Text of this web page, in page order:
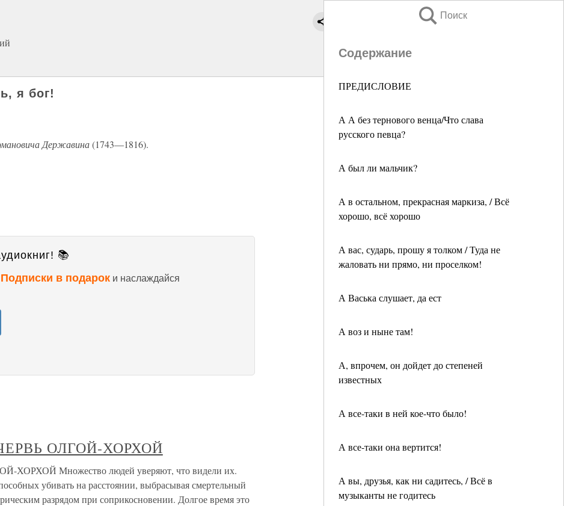
Поиск
Содержание
ПРЕДИСЛОВИЕ
А А без тернового венца/Что слава
русского певца?
А был ли мальчик?
А в остальном, прекрасная маркиза, / Всё
хорошо, всё хорошо
А вас, сударь, прошу я толком / Туда не
жаловать ни прямо, ни проселком!
А Васька слушает, да ест
А воз и ныне там!
А, впрочем, он дойдет до степеней
известных
А все-таки в ней кое-что было!
А все-таки она вертится!
А вы, друзья, как ни садитесь, / Всё в
музыканты не годитесь
я бог!
Державина(1743—1816).
📚
в подарок и наслаждайся
ОЛГОЙ-ХОРХОЙ
Множество людей уверяют, что видели их.
убивать на расстоянии, выбрасывая смертельный
разрядом при соприкосновении. Долгое время это